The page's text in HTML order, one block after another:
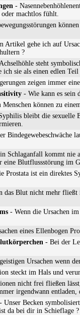
-
machtlos fühlt.
Artikel gehe ich auf
?
steht
sie als einen edlen
zeigen immer
- Wie kann es sein
können zu
bleibt die sexuelle
Bindegewebeschwäche
Schlaganfall kommt nie
Blutflussstörung im
Prostata ist ein direktes
das Blut nicht mehr fließt
- Wenn die Ursachen
eines Ellenbogen
- Bei der
Ursachen wenn
steckt im Hals und
nicht frei fließen
irgendwann
- Unser Becken
da bei dir in Schieflage ?